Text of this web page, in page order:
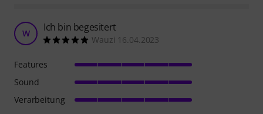
W Ich bin begesitert
Wauzi 16.04.2023
Features
Sound
Verarbeitung